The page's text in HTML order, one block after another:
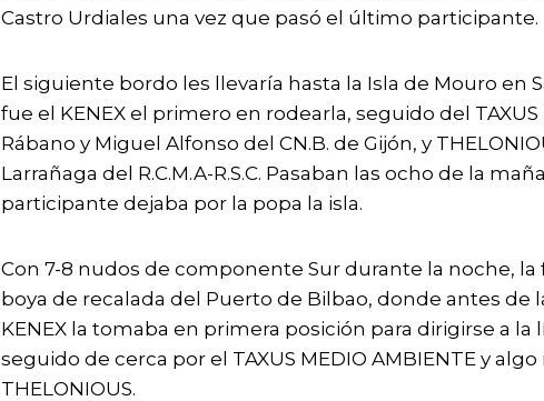
Castro Urdiales una vez que pasó el último participante.
El siguiente bordo les llevaría hasta la Isla de Mouro en
fue el KENEX el primero en rodearla, seguido del TAXUS
Rábano y Miguel Alfonso del CN.B. de Gijón, y
Larrañaga del R.C.M.A-R.S.C. Pasaban las ocho de la
participante dejaba por la popa la isla.
Con 7-8 nudos de componente Sur durante la noche, la
boya de recalada del Puerto de Bilbao, donde antes de
KENEX la tomaba en primera posición para dirigirse a la
seguido de cerca por el TAXUS MEDIO AMBIENTE y
THELONIOUS.